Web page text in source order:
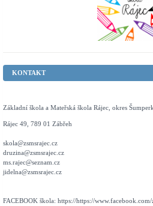
KONTAKT
Základní škola a Mateřská škola Rájec, okres
Rájec 49, 789 01 Zábřeh
skola@zsmsrajec.cz
druzina@zsmsrajec.cz
ms.rajec@seznam.cz
jidelna@zsmsrajec.cz
FACEBOOK škola: https://https://www.facebook.com/